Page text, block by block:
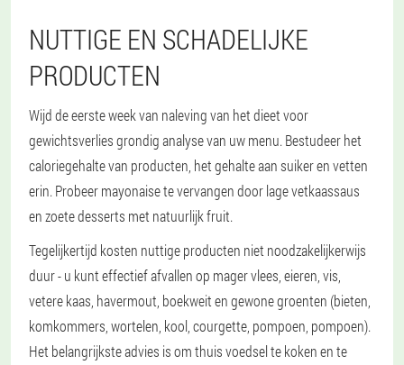
NUTTIGE EN SCHADELIJKE
PRODUCTEN
Wijd de eerste week van naleving van het dieet voor
gewichtsverlies grondig analyse van uw menu. Bestudeer het
caloriegehalte van producten, het gehalte aan suiker en vetten
erin. Probeer mayonaise te vervangen door lage vetkaassaus
en zoete desserts met natuurlijk fruit.
Tegelijkertijd kosten nuttige producten niet noodzakelijkerwijs
duur - u kunt effectief afvallen op mager vlees, eieren, vis,
vetere kaas, havermout, boekweit en gewone groenten (bieten,
komkommers, wortelen, kool, courgette, pompoen, pompoen).
Het belangrijkste advies is om thuis voedsel te koken en te